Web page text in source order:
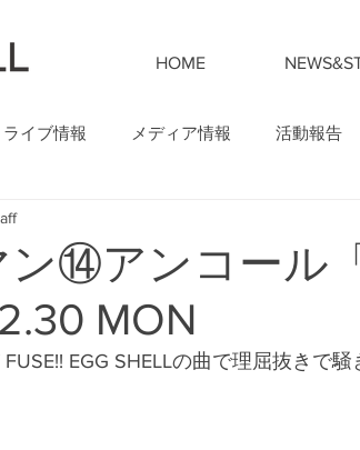
HOME
ライブ情報 メディア情報 活動報告
⑭アンコール「
MON
EGG SHELLの曲で理屈抜きで